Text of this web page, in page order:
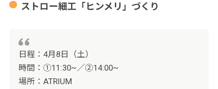
ストロー細工「ヒンメリ」づくり
日程：4月8日（土）
時間：①11:30~／②14:00~
場所：ATRIUM